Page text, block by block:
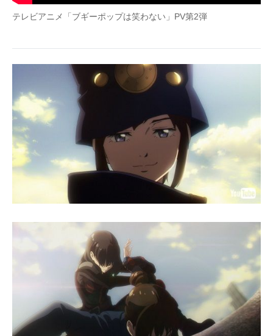
企業向けIT製品の総合サイト
製造業のIT導入・活用を支援
モノづくり技術者専門サイト
エレクトロニクス専門サイト
電子設計の基本と応用
エネルギーの専門メディア
建設×テクノロジーの最前線
ちょっと気になるネットの話題
テレビアニメ「ブギーポップは笑わない」PV第2弾